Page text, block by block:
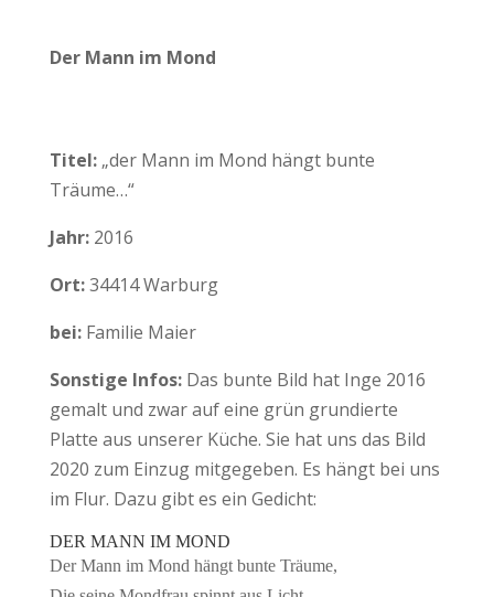
Der Mann im Mond
Titel: „der Mann im Mond hängt bunte
Träume…“
Jahr: 2016
Ort:34414 Warburg
bei:Familie Maier
Sonstige Infos: Das bunte Bild hat Inge 2016
gemalt und zwar auf eine grün grundierte
Platte aus unserer Küche. Sie hat uns das Bild
2020 zum Einzug mitgegeben. Es hängt bei uns
im Flur. Dazu gibt es ein Gedicht:
DER MANN IM MOND
Der Mann im Mond hängt bunte Träume,